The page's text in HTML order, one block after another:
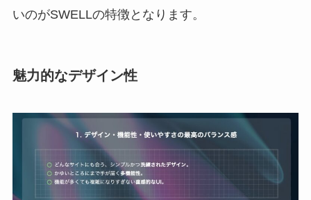
いのがSWELLの特徴となります。
魅力的なデザイン性